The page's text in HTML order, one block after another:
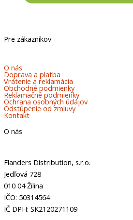
Pre zákazníkov
O nás
Doprava a platba
Vrátenie a reklamácia
Obchodné podmienky
Reklamačné podmienky
Ochrana osobných údajov
Odstúpenie od zmluvy
Kontakt
O nás
Flanders Distribution, s.r.o.
Jedľová 728
010 04 Žilina
IČO: 50314564
IČ DPH: SK2120271109